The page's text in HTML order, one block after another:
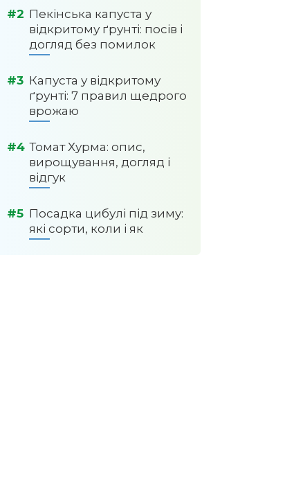
Пекінська капуста у
відкритому ґрунті: посів і
догляд без помилок
Капуста у відкритому
ґрунті: 7 правил щедрого
врожаю
Томат Хурма: опис,
вирощування, догляд і
відгук
Посадка цибулі під зиму:
які сорти, коли і як